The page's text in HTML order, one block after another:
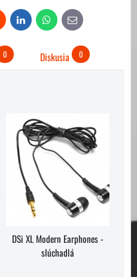
LinkedIn WhatsAppE-
mail
0 Diskusia 0
DSi XL Modern Earphones -
slúchadlá